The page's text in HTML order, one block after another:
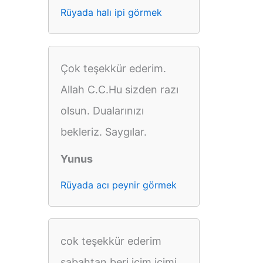
Rüyada halı ipi görmek
Çok teşekkür ederim.
Allah C.C.Hu sizden razı
olsun. Dualarınızı
bekleriz. Saygılar.
Yunus
Rüyada acı peynir görmek
cok teşekkür ederim